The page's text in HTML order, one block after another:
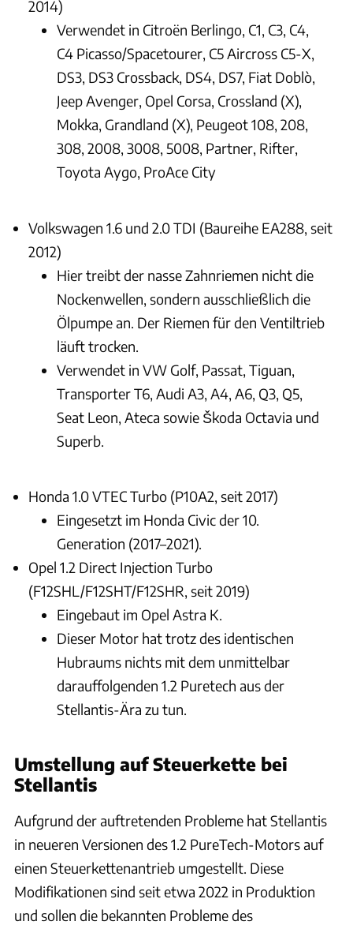
2014)
Verwendet in Citroën Berlingo, C1, C3, C4,
C4 Picasso/Spacetourer, C5 Aircross C5-X,
DS3, DS3 Crossback, DS4, DS7, Fiat Doblò,
Jeep Avenger, Opel Corsa, Crossland (X),
Mokka, Grandland (X), Peugeot 108, 208,
308, 2008, 3008, 5008, Partner, Rifter,
Toyota Aygo, ProAce City
Volkswagen 1.6 und 2.0 TDI (Baureihe EA288, seit
2012)
Hier treibt der nasse Zahnriemen nicht die
Nockenwellen, sondern ausschließlich die
Ölpumpe an. Der Riemen für den Ventiltrieb
läuft trocken.
Verwendet in VW Golf, Passat, Tiguan,
Transporter T6, Audi A3, A4, A6, Q3, Q5,
Seat Leon, Ateca sowie Škoda Octavia und
Superb.
Honda 1.0 VTEC Turbo (P10A2, seit 2017)
Eingesetzt im Honda Civic der 10.
Generation (2017–2021).
Opel 1.2 Direct Injection Turbo
(F12SHL/F12SHT/F12SHR, seit 2019)
Eingebaut im Opel Astra K.
Dieser Motor hat trotz des identischen
Hubraums nichts mit dem unmittelbar
darauffolgenden 1.2 Puretech aus der
Stellantis-Ära zu tun.
Umstellung auf Steuerkette bei
Stellantis
Aufgrund der auftretenden Probleme hat Stellantis
in neueren Versionen des 1.2 PureTech-Motors auf
einen Steuerkettenantrieb umgestellt. Diese
Modifikationen sind seit etwa 2022 in Produktion
und sollen die bekannten Probleme des